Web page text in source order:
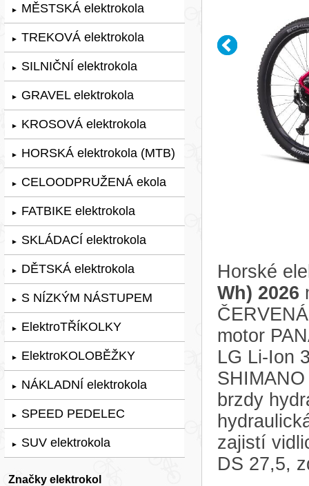
► MĚSTSKÁ elektrokola
► TREKOVÁ elektrokola
► SILNIČNÍ elektrokola
► GRAVEL elektrokola
► KROSOVÁ elektrokola
► HORSKÁ elektrokola (MTB)
► CELOODPRUŽENÁ ekola
► FATBIKE elektrokola
► SKLÁDACÍ elektrokola
► DĚTSKÁ elektrokola
► S NÍZKÝM NÁSTUPEM
► ElektroTŘÍKOLKY
► ElektroKOLOBĚŽKY
► NÁKLADNÍ elektrokola
► SPEED PEDELEC
► SUV elektrokola
Značky elektrokol
Horské
Wh) 2026
motor
LG Li-Ion
brzdy
zajistí
DS 27,5,